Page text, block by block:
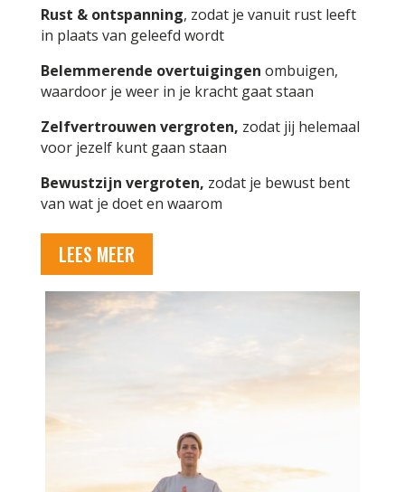
Rust & ontspanning, zodat je vanuit rust leeft
in plaats van geleefd wordt
Belemmerende overtuigingen ombuigen,
waardoor je weer in je kracht gaat staan
Zelfvertrouwen vergroten, zodat jij helemaal
voor jezelf kunt gaan staan
Bewustzijn vergroten, zodat je bewust bent
van wat je doet en waarom
LEES MEER